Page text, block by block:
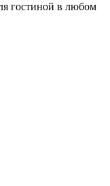
гостиной в любом